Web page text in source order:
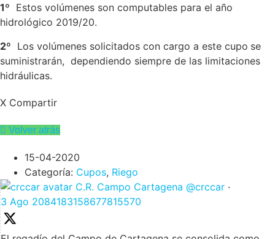
1º Estos volúmenes son computables para el año
hidrológico 2019/20.
2º Los volúmenes solicitados con cargo a este cupo se
suministrarán, dependiendo siempre de las limitaciones
hidráulicas.
X Compartir
Volver atrás
15-04-2020
Categoría: Cupos, Riego
C.R. Campo Cartagena @crccar ·
3 Ago 2084183158677815570